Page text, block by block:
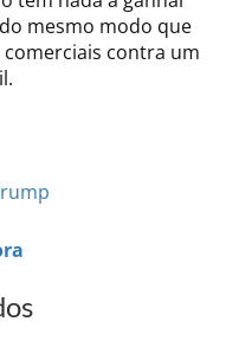
mesmo modo que
contra um